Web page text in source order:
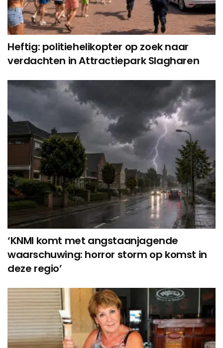
Heftig: politiehelikopter op zoek naar
verdachten in Attractiepark Slagharen
‘KNMI komt met angstaanjagende
waarschuwing: horror storm op komst in
deze regio’